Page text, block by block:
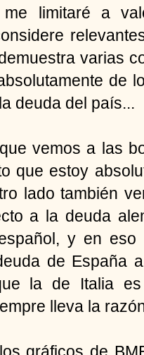
limitaré a
varias
de
deuda del país...
vemos a las
que estoy
lado también
a la deuda
y en eso
de España
la de Italia
lleva la
gráficos de